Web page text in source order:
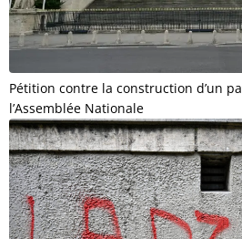
Pétition contre la construction d’un
l’Assemblée Nationale